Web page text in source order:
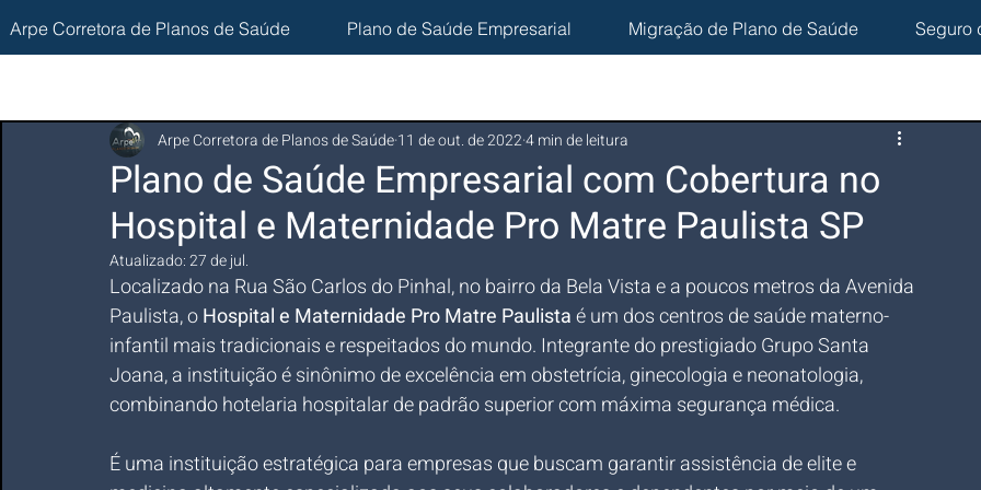
Arpe Corretora de Planos de Saúde Plano de Saúde Empresarial Migração de Plano de Saúde Seguro
Plano de Saúde Empresarial com Cobertura no
Hospital e Maternidade Pro Matre Paulista SP
Arpe Corretora de Planos de Saúde11 de out. de 20224 min de leitura
Atualizado:27 de jul.
Localizado na Rua São Carlos do Pinhal, no bairro da Bela Vista e a poucos metros da Avenida
Paulista, o Hospital e Maternidade Pro Matre Paulista é um dos centros de saúde materno-
infantil mais tradicionais e respeitados do mundo. Integrante do prestigiado Grupo Santa
Joana, a instituição é sinônimo de excelência em obstetrícia, ginecologia e neonatologia,
combinando hotelaria hospitalar de padrão superior com máxima segurança médica.
É uma instituição estratégica para empresas que buscam garantir assistência de elite e